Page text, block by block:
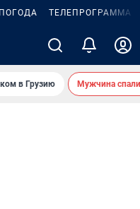
ПОГОДА ТЕЛЕПРОГРАММА
в Грузию Мужчина